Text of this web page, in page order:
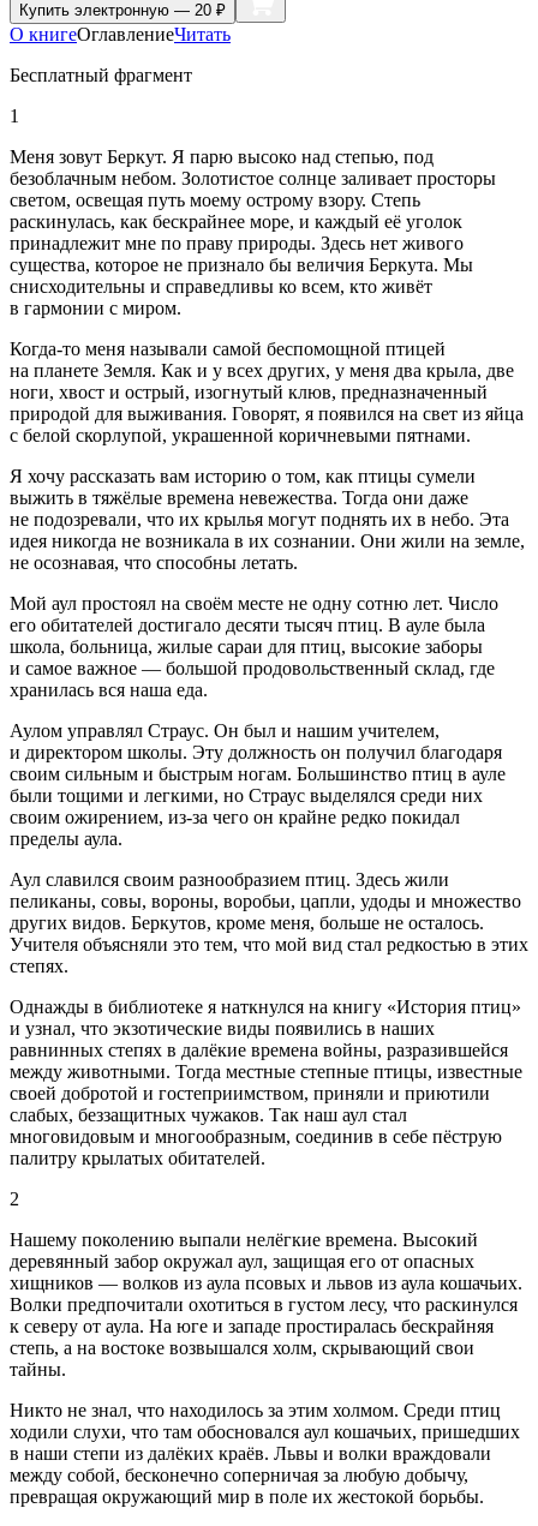
Купить электронную — 20 ₽
О книгеОглавлениеЧитать
Бесплатный фрагмент
1
Меня зовут Беркут. Я парю высоко над степью, под
безоблачным небом. Золотистое солнце заливает просторы
светом, освещая путь моему острому взору. Степь
раскинулась, как бескрайнее море, и каждый её уголок
принадлежит мне по праву природы. Здесь нет живого
существа, которое не признало бы величия Беркута. Мы
снисходительны и справедливы ко всем, кто живёт
в гармонии с миром.
Когда-то меня называли самой беспомощной птицей
на планете Земля. Как и у всех других, у меня два крыла, две
ноги, хвост и острый, изогнутый клюв, предназначенный
природой для выживания. Говорят, я появился на свет из яйца
с белой скорлупой, украшенной коричневыми пятнами.
Я хочу рассказать вам историю о том, как птицы сумели
выжить в тяжёлые времена невежества. Тогда они даже
не подозревали, что их крылья могут поднять их в небо. Эта
идея никогда не возникала в их сознании. Они жили на земле,
не осознавая, что способны летать.
Мой аул простоял на своём месте не одну сотню лет. Число
его обитателей достигало десяти тысяч птиц. В ауле была
школа, больница, жилые сараи для птиц, высокие заборы
и самое важное — большой продовольственный склад, где
хранилась вся наша еда.
Аулом управлял Страус. Он был и нашим учителем,
и директором школы. Эту должность он получил благодаря
своим сильным и быстрым ногам. Большинство птиц в ауле
были тощими и легкими, но Страус выделялся среди них
своим ожирением, из-за чего он крайне редко покидал
пределы аула.
Аул славился своим разнообразием птиц. Здесь жили
пеликаны, совы, вороны, воробьи, цапли, удоды и множество
других видов. Беркутов, кроме меня, больше не осталось.
Учителя объясняли это тем, что мой вид стал редкостью в этих
степях.
Однажды в библиотеке я наткнулся на книгу «История птиц»
и узнал, что экзотические виды появились в наших
равнинных степях в далёкие времена войны, разразившейся
между животными. Тогда местные степные птицы, известные
своей добротой и гостеприимством, приняли и приютили
слабых, беззащитных чужаков. Так наш аул стал
многовидовым и многообразным, соединив в себе пёструю
палитру крылатых обитателей.
2
Нашему поколению выпали нелёгкие времена. Высокий
деревянный забор окружал аул, защищая его от опасных
хищников — волков из аула псовых и львов из аула кошачьих.
Волки предпочитали охотиться в густом лесу, что раскинулся
к северу от аула. На юге и западе простиралась бескрайняя
степь, а на востоке возвышался холм, скрывающий свои
тайны.
Никто не знал, что находилось за этим холмом. Среди птиц
ходили слухи, что там обосновался аул кошачьих, пришедших
в наши степи из далёких краёв. Львы и волки враждовали
между собой, бесконечно соперничая за любую добычу,
превращая окружающий мир в поле их жестокой борьбы.